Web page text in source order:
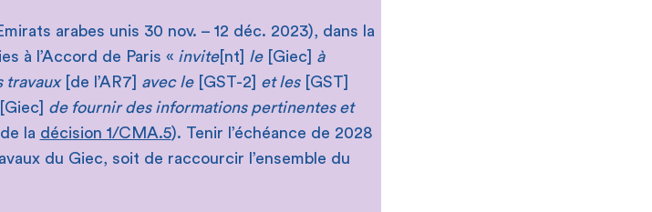
arabes unis 30 nov. – 12 déc. 2023), dans la
à l’Accord de Paris « invite[nt] le[Giec] à
travaux[de l’AR7] avec le[GST-2] et les[GST]
de fournir des informations pertinentes et
la décision 1/CMA.5). Tenir l’échéance de 2028
du Giec, soit de raccourcir l’ensemble du